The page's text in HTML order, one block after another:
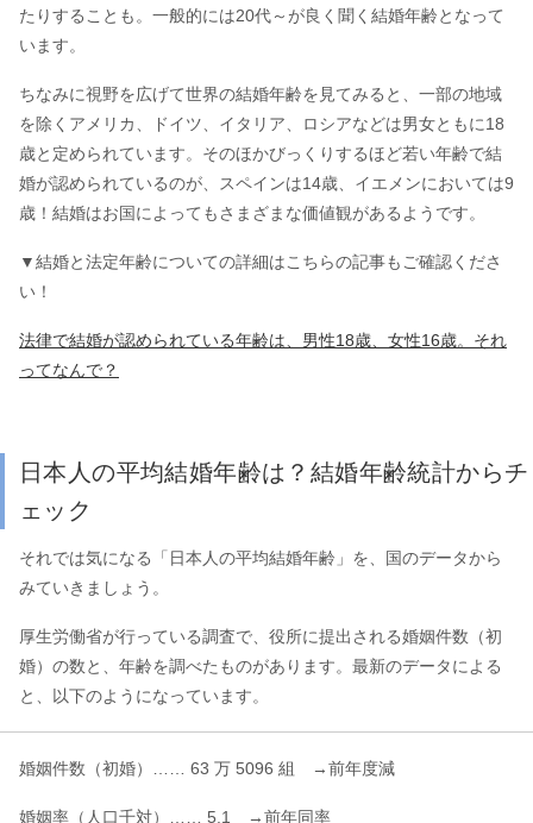
たりすることも。一般的には20代～が良く聞く結婚年齢となって
います。
ちなみに視野を広げて世界の結婚年齢を見てみると、一部の地域
を除くアメリカ、ドイツ、イタリア、ロシアなどは男女ともに18
歳と定められています。そのほかびっくりするほど若い年齢で結
婚が認められているのが、スペインは14歳、イエメンにおいては9
歳！結婚はお国によってもさまざまな価値観があるようです。
▼結婚と法定年齢についての詳細はこちらの記事もご確認くださ
い！
法律で結婚が認められている年齢は、男性18歳、女性16歳。それ
ってなんで？
日本人の平均結婚年齢は？結婚年齢統計からチ
ェック
それでは気になる「日本人の平均結婚年齢」を、国のデータから
みていきましょう。
厚生労働省が行っている調査で、役所に提出される婚姻件数（初
婚）の数と、年齢を調べたものがあります。最新のデータによる
と、以下のようになっています。
婚姻件数（初婚）…… 63 万 5096 組 →前年度減
婚姻率（人口千対）…… 5.1 →前年同率